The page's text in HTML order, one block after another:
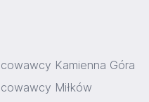
Kamienna Góra
Miłków